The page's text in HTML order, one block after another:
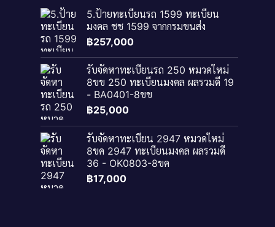
5.ป้ายทะเบียนรถ 1599 ทะเบียน
มงคล ชช 1599 จากกรมขนส่ง
฿257,000
รับจัดหาทะเบียนรถ 250 หมวดใหม่
8ขข 250 ทะเบียนมงคล ผลรวมดี 19
- BA0401-8ขข
฿25,000
รับจัดหาทะเบียน 2947 หมวดใหม่
8ขค 2947 ทะเบียนมงคล ผลรวมดี
36 - OK0803-8ขค
฿17,000